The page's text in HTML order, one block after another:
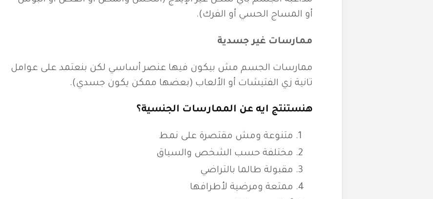
أو المساج الحسي أو الفرك).
ممارسات غير جسدية
ممارسات الجسم مش بيكون فيها عنصر أساسي لكن بنعتمد على عوامل
تانية زي الفتيشات أو الألعاب (بعضها ممكن يكون جسدي).
هنستنتج ايه عن الممارسات الجنسية؟
متنوعة ومش مقتصرة على نمط
مختلفة حسب الشخص والسياق
مقبولة طالما بالتراضي
ممتعة ومرضية لأطرافها